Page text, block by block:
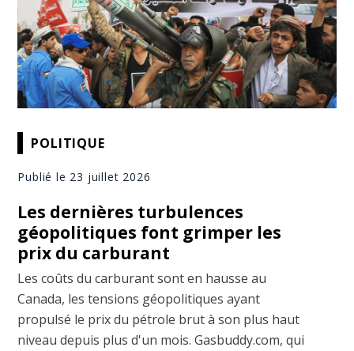
POLITIQUE
Publié le 23 juillet 2026
Les dernières turbulences
géopolitiques font grimper les
prix du carburant
Les coûts du carburant sont en hausse au
Canada, les tensions géopolitiques ayant
propulsé le prix du pétrole brut à son plus haut
niveau depuis plus d'un mois. Gasbuddy.com, qui